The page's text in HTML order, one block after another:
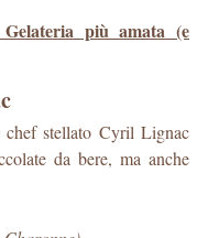
più amata (e
chef stellato Cyril Lignac
da bere, ma anche